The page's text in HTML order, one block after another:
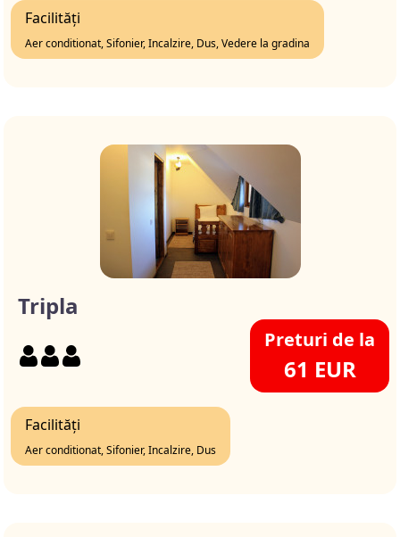
Facilități
Aer conditionat, Sifonier, Incalzire, Dus, Vedere la gradina
Tripla
Preturi de la
61 EUR
Facilități
Aer conditionat, Sifonier, Incalzire, Dus